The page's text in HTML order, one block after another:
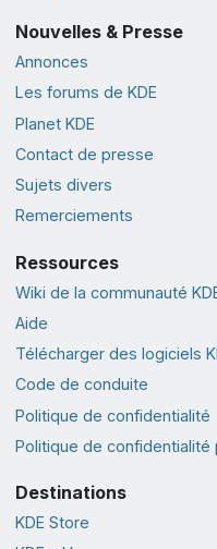
Nouvelles & Presse
Annonces
Les forums de KDE
Planet KDE
Contact de presse
Sujets divers
Remerciements
Ressources
Wiki de la communauté
Aide
Télécharger des logiciels
Code de conduite
Politique de confidentialité
Politique de confidentialité
Destinations
KDE Store